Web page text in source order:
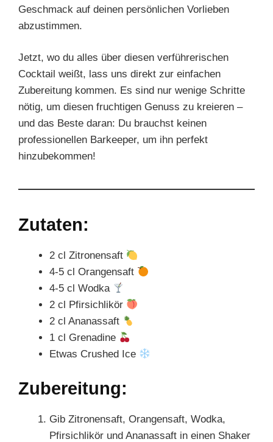
Geschmack auf deinen persönlichen Vorlieben
abzustimmen.
Jetzt, wo du alles über diesen verführerischen
Cocktail weißt, lass uns direkt zur einfachen
Zubereitung kommen. Es sind nur wenige Schritte
nötig, um diesen fruchtigen Genuss zu kreieren –
und das Beste daran: Du brauchst keinen
professionellen Barkeeper, um ihn perfekt
hinzubekommen!
Zutaten:
2 cl Zitronensaft
4-5 cl Orangensaft
4-5 cl Wodka
2 cl Pfirsichlikör
2 cl Ananassaft
1 cl Grenadine
Etwas Crushed Ice
Zubereitung:
Gib Zitronensaft, Orangensaft, Wodka,
Pfirsichlikör und Ananassaft in einen Shaker